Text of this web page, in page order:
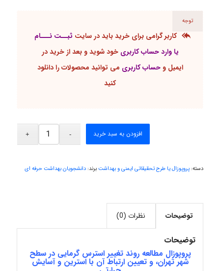
Poubakhtiari
hosein abdolvand
Kati
ehtesham
توجه
کاربر گرامی برای خرید باید در سایت ثبــت نـــام
یا وارد حساب کاربری خود شوید و بعد از خرید در
ایمیل وحساب کاربری می توانید محصولات را دانلود
کنید
افزودن به سبد خرید
دسته: پروپوزال یا طرح تحقیقاتی ایمنی و بهداشت برند: دانشجویان بهداشت حرفه ای
توضیحات نظرات (0)
توضیحات
پروپوزال مطالعه روند تغییر استرس گرمایی در سطح
شهر تهران، و تعیین ارتباط آن با استرین و آسایش